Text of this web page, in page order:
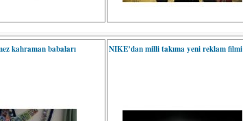
kahraman babaları
NIKE’dan milli takıma yeni reklam filmi